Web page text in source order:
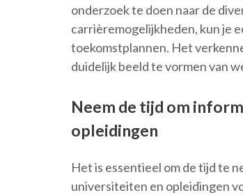
onderzoek te doen naar de
carrièremogelijkheden, kun je
toekomstplannen. Het
duidelijk beeld te vormen van
Neem de tijd om
opleidingen
Het is essentieel om de tijd te
universiteiten en opleidingen